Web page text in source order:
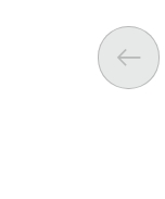
